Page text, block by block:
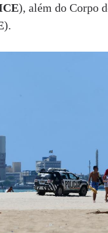
), além do Corpo
).